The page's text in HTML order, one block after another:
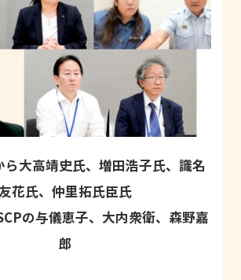
ら大高靖史氏、増田浩子氏、識名
花氏、仲里拓氏臣氏
の与儀恵子、大内衆衛、森野嘉
郎